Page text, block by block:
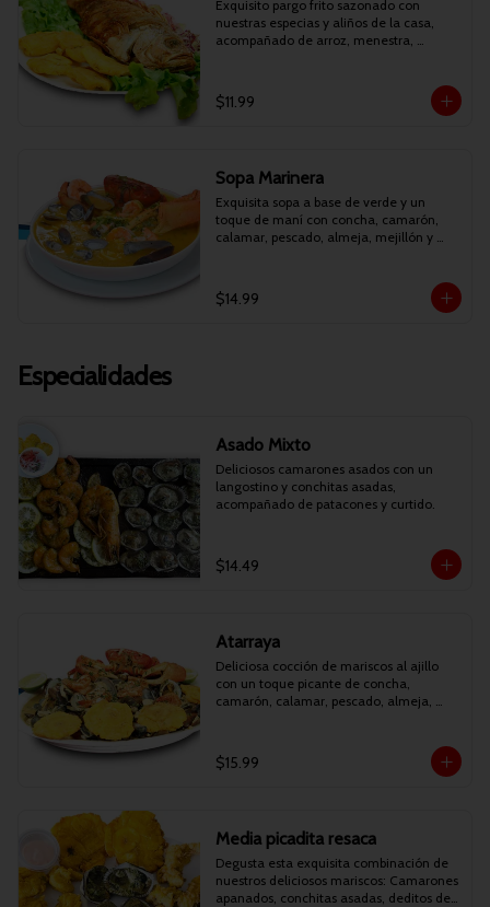
Exquisito pargo frito sazonado con
nuestras especias y aliños de la casa,
acompañado de arroz, menestra,
$11.99
Sopa Marinera
Exquisita sopa a base de verde y un
toque de maní con concha, camarón,
calamar, pescado, almeja, mejillón y
$14.99
Especialidades
Asado Mixto
Deliciosos camarones asados con un
langostino y conchitas asadas,
acompañado de patacones y curtido.
$14.49
Atarraya
Deliciosa cocción de mariscos al ajillo
con un toque picante de concha,
camarón, calamar, pescado, almeja,
ENTRE CANGREJO O LANGOSTINO).
$15.99
Media picadita resaca
Degusta esta exquisita combinación de
nuestros deliciosos mariscos: Camarones
apanados, conchitas asadas, deditos de